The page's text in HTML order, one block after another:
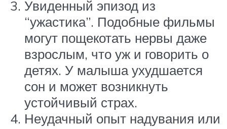
Увиденный эпизод из
“ужастика”. Подобные фильмы
могут пощекотать нервы даже
взрослым, что уж и говорить о
детях. У малыша ухудшается
сон и может возникнуть
устойчивый страх.
Неудачный опыт надувания или